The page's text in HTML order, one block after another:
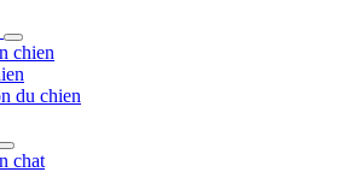
chien
du chien
chat